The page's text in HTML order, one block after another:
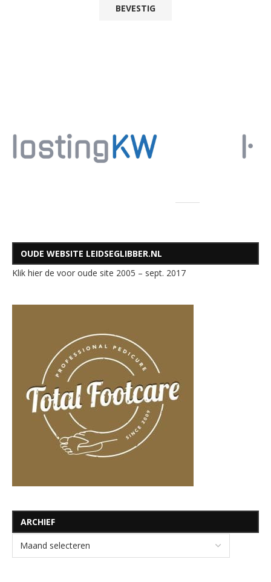
OUDE WEBSITE LEIDSEGLIBBER.NL
Klik hier de voor oude site 2005 – sept. 2017
ARCHIEF